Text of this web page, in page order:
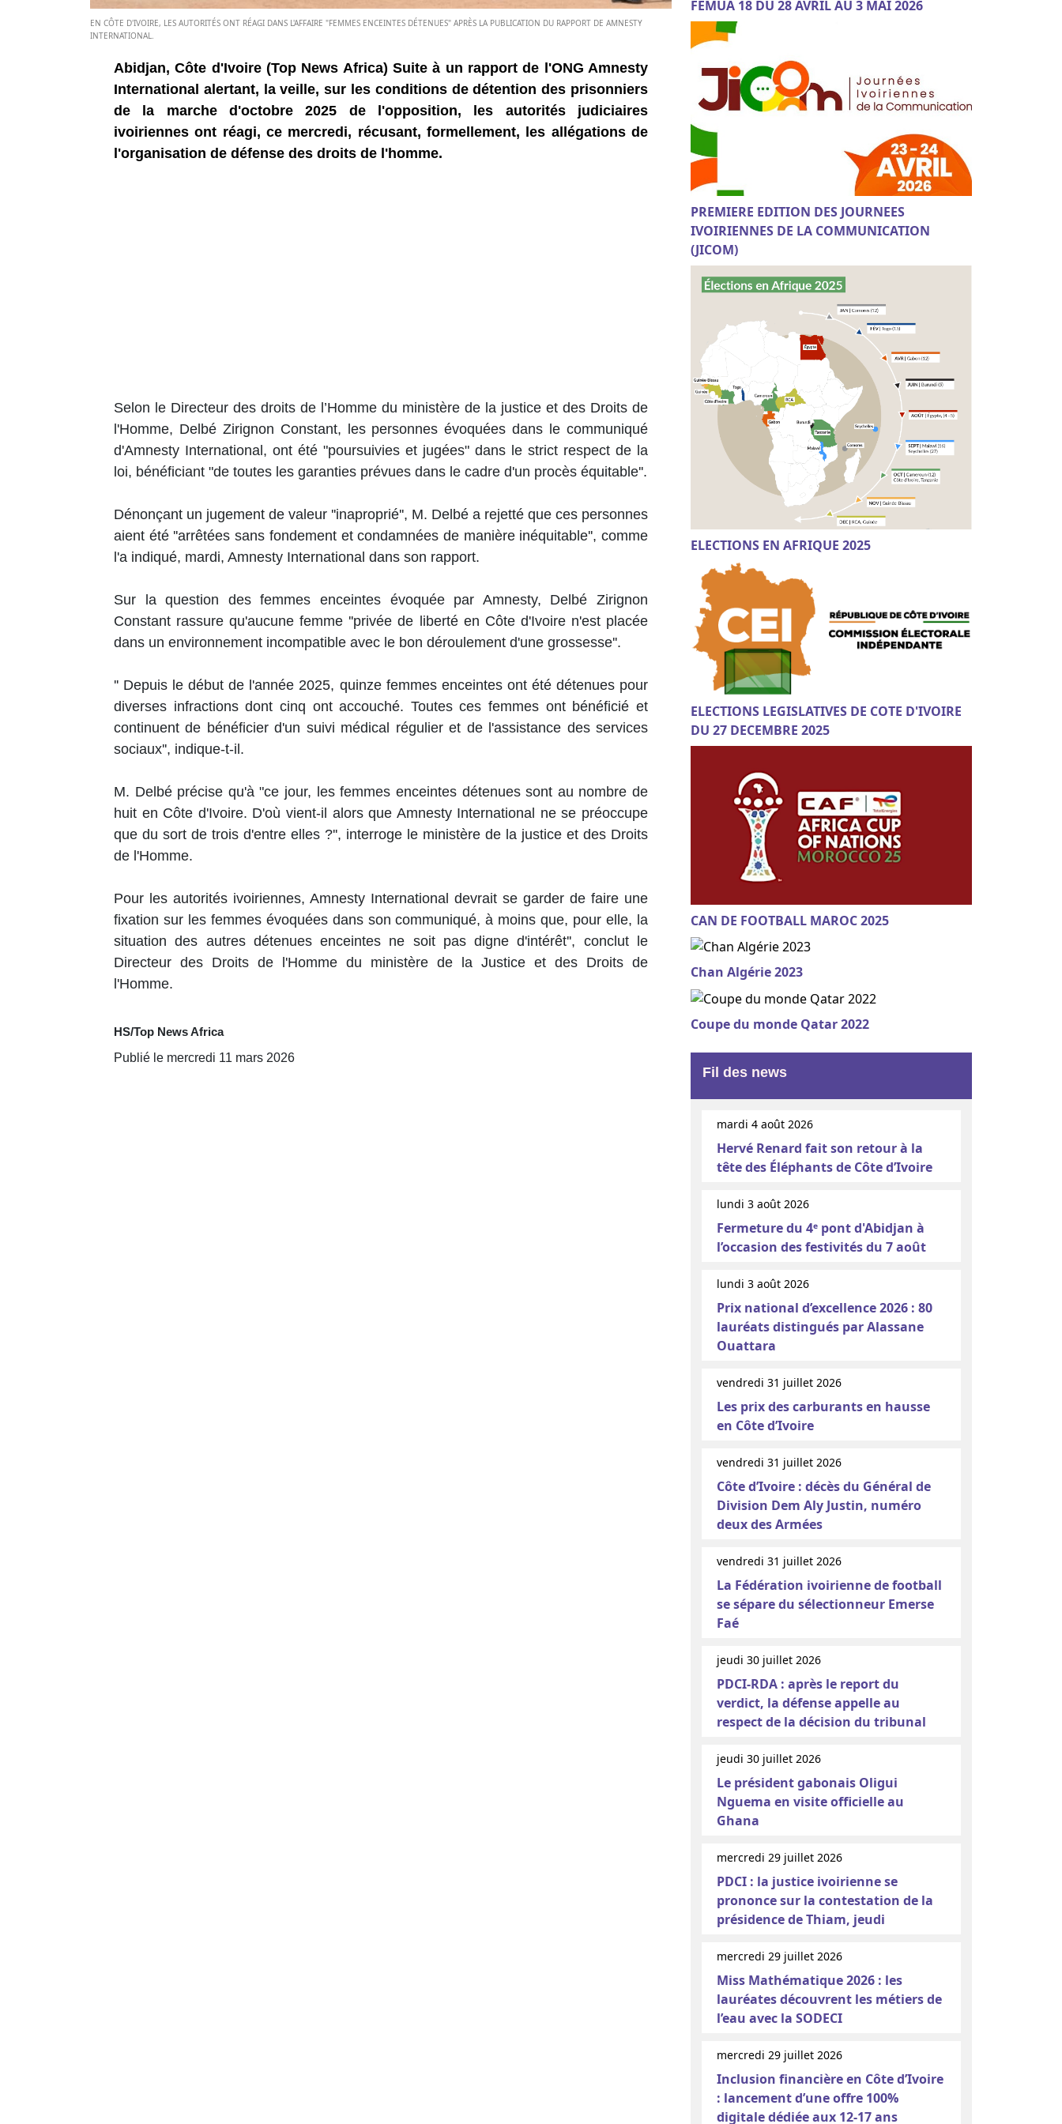
EN CÔTE D'IVOIRE, LES AUTORITÉS ONT RÉAGI DANS L'AFFAIRE "FEMMES ENCEINTES DÉTENUES" APRÈS LA PUBLICATION DU RAPPORT DE AMNESTY
INTERNATIONAL.
Abidjan, Côte d'Ivoire (Top News Africa) Suite à un rapport de l'ONG Amnesty
International alertant, la veille, sur les conditions de détention des prisonniers
de la marche d'octobre 2025 de l'opposition, les autorités judiciaires
ivoiriennes ont réagi, ce mercredi, récusant, formellement, les allégations de
l'organisation de défense des droits de l'homme.
Selon le Directeur des droits de l’Homme du ministère de la justice et des Droits de
l'Homme, Delbé Zirignon Constant, les personnes évoquées dans le communiqué
d'Amnesty International, ont été "poursuivies et jugées" dans le strict respect de la
loi, bénéficiant "de toutes les garanties prévues dans le cadre d'un procès équitable''.
Dénonçant un jugement de valeur ''inaproprié'', M. Delbé a rejetté que ces personnes
aient été ''arrêtées sans fondement et condamnées de manière inéquitable'', comme
l'a indiqué, mardi, Amnesty International dans son rapport.
Sur la question des femmes enceintes évoquée par Amnesty, Delbé Zirignon
Constant rassure qu'aucune femme ''privée de liberté en Côte d'Ivoire n'est placée
dans un environnement incompatible avec le bon déroulement d'une grossesse''.
'' Depuis le début de l'année 2025, quinze femmes enceintes ont été détenues pour
diverses infractions dont cinq ont accouché. Toutes ces femmes ont bénéficié et
continuent de bénéficier d'un suivi médical régulier et de l'assistance des services
sociaux'', indique-t-il.
M. Delbé précise qu'à "ce jour, les femmes enceintes détenues sont au nombre de
huit en Côte d'Ivoire. D'où vient-il alors que Amnesty International ne se préoccupe
que du sort de trois d'entre elles ?'', interroge le ministère de la justice et des Droits
de l'Homme.
Pour les autorités ivoiriennes, Amnesty International devrait se garder de faire une
fixation sur les femmes évoquées dans son communiqué, à moins que, pour elle, la
situation des autres détenues enceintes ne soit pas digne d'intérêt'', conclut le
Directeur des Droits de l'Homme du ministère de la Justice et des Droits de
l'Homme.
HS/Top News Africa
Publié le mercredi 11 mars 2026
FEMUA 18 DU 28 AVRIL AU 3 MAI 2026
PREMIERE EDITION DES JOURNEES
IVOIRIENNES DE LA COMMUNICATION
(JICOM)
ELECTIONS EN AFRIQUE 2025
ELECTIONS LEGISLATIVES DE COTE D'IVOIRE
DU 27 DECEMBRE 2025
CAN DE FOOTBALL MAROC 2025
Chan Algérie 2023
Coupe du monde Qatar 2022
Fil des news
mardi 4 août 2026
Hervé Renard fait son retour à la
tête des Éléphants de Côte d’Ivoire
lundi 3 août 2026
Fermeture du 4ᵉ pont d'Abidjan à
l’occasion des festivités du 7 août
lundi 3 août 2026
Prix national d’excellence 2026 : 80
lauréats distingués par Alassane
Ouattara
vendredi 31 juillet 2026
Les prix des carburants en hausse
en Côte d’Ivoire
vendredi 31 juillet 2026
Côte d’Ivoire : décès du Général de
Division Dem Aly Justin, numéro
deux des Armées
vendredi 31 juillet 2026
La Fédération ivoirienne de football
se sépare du sélectionneur Emerse
Faé
jeudi 30 juillet 2026
PDCI-RDA : après le report du
verdict, la défense appelle au
respect de la décision du tribunal
jeudi 30 juillet 2026
Le président gabonais Oligui
Nguema en visite officielle au
Ghana
mercredi 29 juillet 2026
PDCI : la justice ivoirienne se
prononce sur la contestation de la
présidence de Thiam, jeudi
mercredi 29 juillet 2026
Miss Mathématique 2026 : les
lauréates découvrent les métiers de
l’eau avec la SODECI
mercredi 29 juillet 2026
Inclusion financière en Côte d’Ivoire
: lancement d’une offre 100%
digitale dédiée aux 12-17 ans